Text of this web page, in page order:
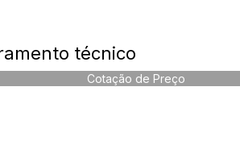
técnico
Cotação de Preço